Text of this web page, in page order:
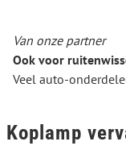
Van onze partner
Ook voor
Veel auto-
Koplamp